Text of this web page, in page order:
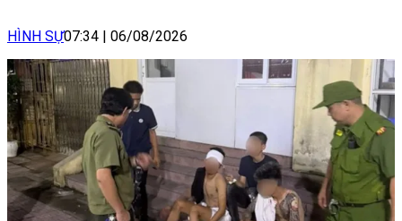
HÌNH SỰ07:34 | 06/08/2026